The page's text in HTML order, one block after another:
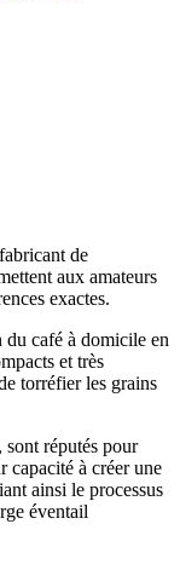
de
aux amateurs
exactes.
café à domicile en
et très
torréfier les grains
, sont réputés pour
à créer une
ainsi le processus
éventail